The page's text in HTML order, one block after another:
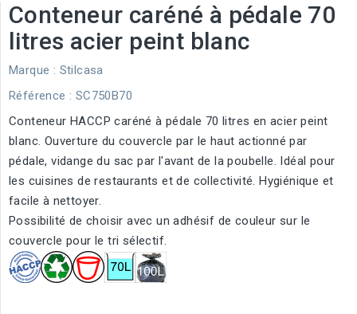
Conteneur caréné à pédale 70
litres acier peint blanc
Marque : Stilcasa
Référence : SC750B70
Conteneur HACCP caréné à pédale 70 litres en acier peint
blanc. Ouverture du couvercle par le haut actionné par
pédale, vidange du sac par l'avant de la poubelle. Idéal pour
les cuisines de restaurants et de collectivité. Hygiénique et
facile à nettoyer.
Possibilité de choisir avec un adhésif de couleur sur le
couvercle pour le tri sélectif.